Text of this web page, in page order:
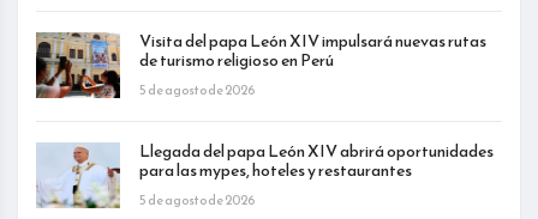
Visita del papa León XIV impulsará nuevas rutas
de turismo religioso en Perú
5 de agosto de 2026
Llegada del papa León XIV abrirá oportunidades
para las mypes, hoteles y restaurantes
5 de agosto de 2026